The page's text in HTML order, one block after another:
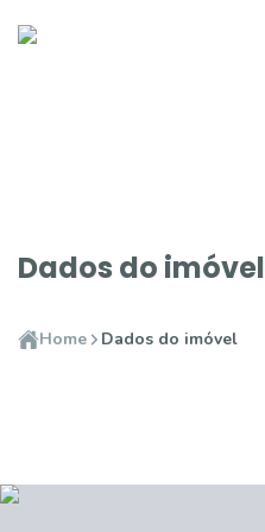
Dados do imóvel
Home Dados do imóvel